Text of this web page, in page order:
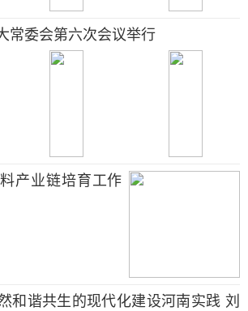
常委会第六次会议举行
产业链培育工作
和谐共生的现代化建设河南实践 刘